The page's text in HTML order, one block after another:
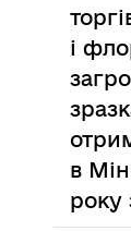
і
в
року